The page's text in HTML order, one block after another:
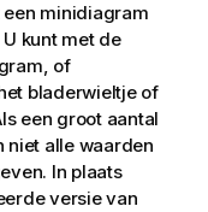
minidiagram
kunt met de
of
bladerwieltje of
een groot aantal
niet alle waarden
In plaats
versie van